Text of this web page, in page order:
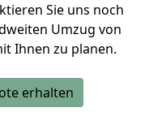
Sie uns noch
Umzug von
Ihnen zu planen.
erhalten